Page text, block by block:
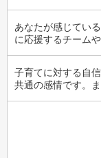
あなたが感じてい
に応援するチーム
子育てに対する自
共通の感情です。